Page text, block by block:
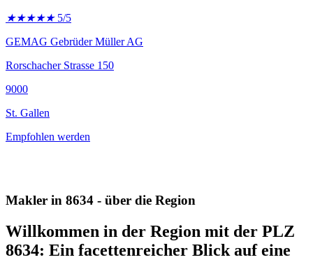
★★★★★ 5/5
GEMAG Gebrüder Müller AG
Rorschacher Strasse 150
9000
St. Gallen
Empfohlen werden
Makler in 8634 - über die Region
Willkommen in der Region mit der PLZ
8634: Ein facettenreicher Blick auf eine